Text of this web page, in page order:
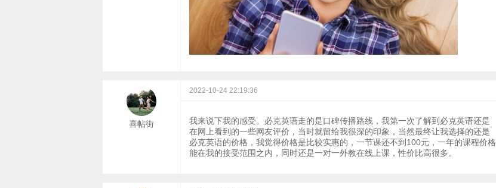
喜帖街
2022-10-24 22:19:36
我来说下我的感受。必克英语走的是口碑传播路线，我第一次了解到必克英语还是
在网上看到的一些网友评价，当时就留给我很深的印象，当然最终让我选择的还是
必克英语的价格，我觉得价格是比较实惠的，一节课还不到100元，一年的课程价格
能在我的接受范围之内，同时还是一对一外教在线上课，性价比高很多。